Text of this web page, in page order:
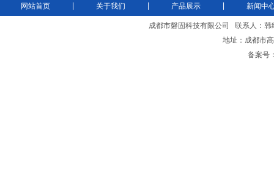
网站首页 关于我们 产品展示 新闻中
成都市磐固科技有限公司 联系人：
地址：成都市
备案号